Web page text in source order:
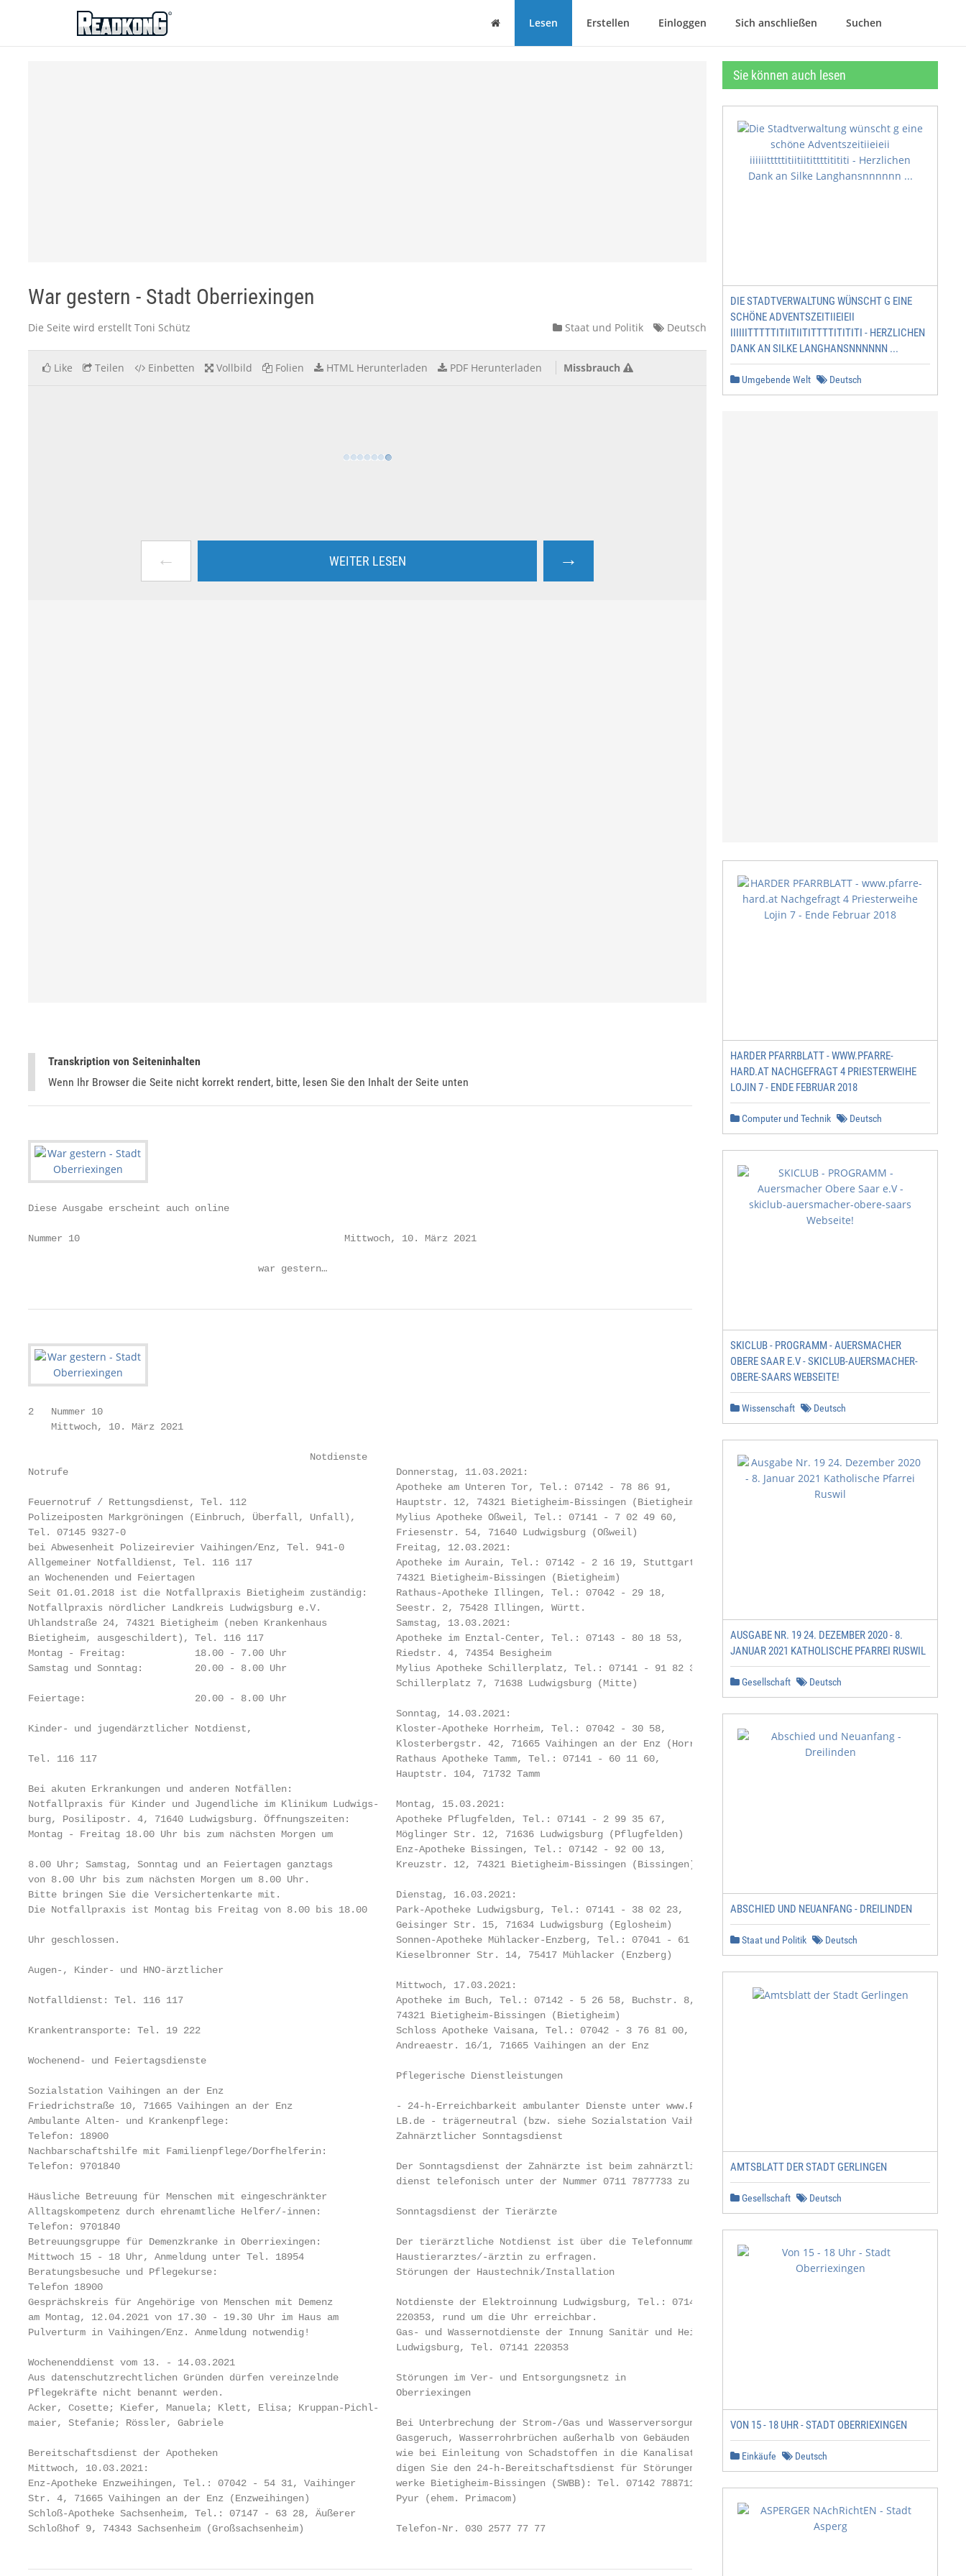
ReadkonG
Haus Lesen Erstellen Einloggen Sich anschließen Suchen
War gestern - Stadt Oberriexingen
Die Seite wird erstellt Toni Schütz Staat und Politik Deutsch
Like Teilen Einbetten Vollbild Folien HTML Herunterladen PDF Herunterladen Missbrauch
← WEITER LESEN →
Transkription von Seiteninhalten
Wenn Ihr Browser die Seite nicht korrekt rendert, bitte, lesen Sie den Inhalt der Seite unten
Diese Ausgabe erscheint auch online
Nummer 10                                              Mittwoch, 10. März 2021
                                        war gestern…
2   Nummer 10
    Mittwoch, 10. März 2021
                                                 Notdienste
Notrufe                                                         Donnerstag, 11.03.2021:
                                                                Apotheke am Unteren Tor, Tel.: 07142 - 78 86 91,
Feuernotruf / Rettungsdienst, Tel. 112                          Hauptstr. 12, 74321 Bietigheim-Bissingen (Bietigheim)
Polizeiposten Markgröningen (Einbruch, Überfall, Unfall),       Mylius Apotheke Oßweil, Tel.: 07141 - 7 02 49 60,
Tel. 07145 9327-0                                               Friesenstr. 54, 71640 Ludwigsburg (Oßweil)
bei Abwesenheit Polizeirevier Vaihingen/Enz, Tel. 941-0         Freitag, 12.03.2021:
Allgemeiner Notfalldienst, Tel. 116 117                         Apotheke im Aurain, Tel.: 07142 - 2 16 19, Stuttgarter Str. 56,
an Wochenenden und Feiertagen                                   74321 Bietigheim-Bissingen (Bietigheim)
Seit 01.01.2018 ist die Notfallpraxis Bietigheim zuständig:     Rathaus-Apotheke Illingen, Tel.: 07042 - 29 18,
Notfallpraxis nördlicher Landkreis Ludwigsburg e.V.             Seestr. 2, 75428 Illingen, Württ.
Uhlandstraße 24, 74321 Bietigheim (neben Krankenhaus            Samstag, 13.03.2021:
Bietigheim, ausgeschildert), Tel. 116 117                       Apotheke im Enztal-Center, Tel.: 07143 - 80 18 53,
Montag - Freitag:            18.00 - 7.00 Uhr                   Riedstr. 4, 74354 Besigheim
Samstag und Sonntag:         20.00 - 8.00 Uhr                   Mylius Apotheke Schillerplatz, Tel.: 07141 - 91 82 30,
                                                                Schillerplatz 7, 71638 Ludwigsburg (Mitte)
Feiertage:                   20.00 - 8.00 Uhr
                                                                Sonntag, 14.03.2021:
Kinder- und jugendärztlicher Notdienst,                         Kloster-Apotheke Horrheim, Tel.: 07042 - 30 58,
                                                                Klosterbergstr. 42, 71665 Vaihingen an der Enz (Horrheim)
Tel. 116 117                                                    Rathaus Apotheke Tamm, Tel.: 07141 - 60 11 60,
                                                                Hauptstr. 104, 71732 Tamm
Bei akuten Erkrankungen und anderen Notfällen:
Notfallpraxis für Kinder und Jugendliche im Klinikum Ludwigs-   Montag, 15.03.2021:
burg, Posilipostr. 4, 71640 Ludwigsburg. Öffnungszeiten:        Apotheke Pflugfelden, Tel.: 07141 - 2 99 35 67,
Montag - Freitag 18.00 Uhr bis zum nächsten Morgen um           Möglinger Str. 12, 71636 Ludwigsburg (Pflugfelden)
                                                                Enz-Apotheke Bissingen, Tel.: 07142 - 92 00 13,
8.00 Uhr; Samstag, Sonntag und an Feiertagen ganztags           Kreuzstr. 12, 74321 Bietigheim-Bissingen (Bissingen)
von 8.00 Uhr bis zum nächsten Morgen um 8.00 Uhr.
Bitte bringen Sie die Versichertenkarte mit.                    Dienstag, 16.03.2021:
Die Notfallpraxis ist Montag bis Freitag von 8.00 bis 18.00     Park-Apotheke Ludwigsburg, Tel.: 07141 - 38 02 23,
                                                                Geisinger Str. 15, 71634 Ludwigsburg (Eglosheim)
Uhr geschlossen.                                                Sonnen-Apotheke Mühlacker-Enzberg, Tel.: 07041 - 61 30,
                                                                Kieselbronner Str. 14, 75417 Mühlacker (Enzberg)
Augen-, Kinder- und HNO-ärztlicher
                                                                Mittwoch, 17.03.2021:
Notfalldienst: Tel. 116 117                                     Apotheke im Buch, Tel.: 07142 - 5 26 58, Buchstr. 8,
                                                                74321 Bietigheim-Bissingen (Bietigheim)
Krankentransporte: Tel. 19 222                                  Schloss Apotheke Vaisana, Tel.: 07042 - 3 76 81 00,
                                                                Andreaestr. 16/1, 71665 Vaihingen an der Enz
Wochenend- und Feiertagsdienste
                                                                Pflegerische Dienstleistungen
Sozialstation Vaihingen an der Enz
Friedrichstraße 10, 71665 Vaihingen an der Enz                  - 24-h-Erreichbarkeit ambulanter Dienste unter www.Pflege-
Ambulante Alten- und Krankenpflege:                             LB.de - trägerneutral (bzw. siehe Sozialstation Vaihingen/Enz)
Telefon: 18900                                                  Zahnärztlicher Sonntagsdienst
Nachbarschaftshilfe mit Familienpflege/Dorfhelferin:
Telefon: 9701840                                                Der Sonntagsdienst der Zahnärzte ist beim zahnärztlichen Not-
                                                                dienst telefonisch unter der Nummer 0711 7877733 zu erfragen.
Häusliche Betreuung für Menschen mit eingeschränkter
Alltagskompetenz durch ehrenamtliche Helfer/-innen:             Sonntagsdienst der Tierärzte
Telefon: 9701840
Betreuungsgruppe für Demenzkranke in Oberriexingen:             Der tierärztliche Notdienst ist über die Telefonnummer des
Mittwoch 15 - 18 Uhr, Anmeldung unter Tel. 18954                Haustierarztes/-ärztin zu erfragen.
Beratungsbesuche und Pflegekurse:                               Störungen der Haustechnik/Installation
Telefon 18900
Gesprächskreis für Angehörige von Menschen mit Demenz           Notdienste der Elektroinnung Ludwigsburg, Tel.: 07141
am Montag, 12.04.2021 von 17.30 - 19.30 Uhr im Haus am          220353, rund um die Uhr erreichbar.
Pulverturm in Vaihingen/Enz. Anmeldung notwendig!               Gas- und Wassernotdienste der Innung Sanitär und Heizung
                                                                Ludwigsburg, Tel. 07141 220353
Wochenenddienst vom 13. - 14.03.2021
Aus datenschutzrechtlichen Gründen dürfen vereinzelnde          Störungen im Ver- und Entsorgungsnetz in
Pflegekräfte nicht benannt werden.                              Oberriexingen
Acker, Cosette; Kiefer, Manuela; Klett, Elisa; Kruppan-Pichl-
maier, Stefanie; Rössler, Gabriele                              Bei Unterbrechung der Strom-/Gas und Wasserversorgung, bei
                                                                Gasgeruch, Wasserrohrbrüchen außerhalb von Gebäuden so-
Bereitschaftsdienst der Apotheken                               wie bei Einleitung von Schadstoffen in die Kanalisation verstän-
Mittwoch, 10.03.2021:                                           digen Sie den 24-h-Bereitschaftsdienst für Störungen der Stadt-
Enz-Apotheke Enzweihingen, Tel.: 07042 - 54 31, Vaihinger       werke Bietigheim-Bissingen (SWBB): Tel. 07142 7887111.
Str. 4, 71665 Vaihingen an der Enz (Enzweihingen)               Pyur (ehem. Primacom)
Schloß-Apotheke Sachsenheim, Tel.: 07147 - 63 28, Äußerer
Schloßhof 9, 74343 Sachsenheim (Großsachsenheim)                Telefon-Nr. 030 2577 77 77
Sie können auch lesen
DIE STADTVERWALTUNG WÜNSCHT G EINE
SCHÖNE ADVENTSZEITIIEIEII
IIIIIITTTTTITIITIITITTTTITITITI - HERZLICHEN
DANK AN SILKE LANGHANSNNNNNN ...
Umgebende Welt Deutsch
HARDER PFARRBLATT - WWW.PFARRE-
HARD.AT NACHGEFRAGT 4 PRIESTERWEIHE
LOJIN 7 - ENDE FEBRUAR 2018
Computer und Technik Deutsch
SKICLUB - PROGRAMM - AUERSMACHER
OBERE SAAR E.V - SKICLUB-AUERSMACHER-
OBERE-SAARS WEBSEITE!
Wissenschaft Deutsch
AUSGABE NR. 19 24. DEZEMBER 2020 - 8.
JANUAR 2021 KATHOLISCHE PFARREI RUSWIL
Gesellschaft Deutsch
ABSCHIED UND NEUANFANG - DREILINDEN
Staat und Politik Deutsch
AMTSBLATT DER STADT GERLINGEN
Gesellschaft Deutsch
VON 15 - 18 UHR - STADT OBERRIEXINGEN
Einkäufe Deutsch